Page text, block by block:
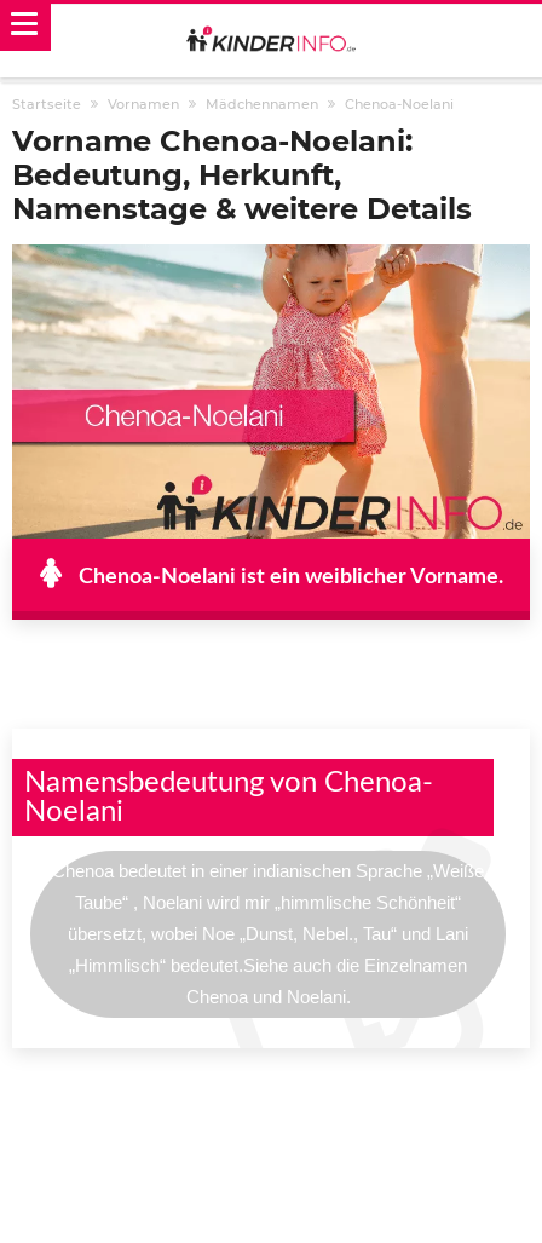
Startseite Vornamen Mädchennamen Chenoa-Noelani
Vorname Chenoa-Noelani:
Bedeutung, Herkunft,
Namenstage & weitere Details
Chenoa-Noelani ist ein weiblicher Vorname.
Namensbedeutung von Chenoa-
Noelani
Chenoa bedeutet in einer indianischen Sprache „Weiße
Taube“ , Noelani wird mir „himmlische Schönheit“
übersetzt, wobei Noe „Dunst, Nebel., Tau“ und Lani
„Himmlisch“ bedeutet.Siehe auch die Einzelnamen
Chenoa und Noelani.